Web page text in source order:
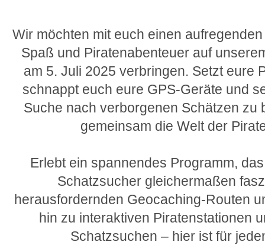
Wir möchten mit euch einen
Spaß und Piratenabenteuer auf
am 5. Juli 2025 verbringen. Setzt eure
schnappt euch eure GPS-Geräte und
Suche nach verborgenen Schätzen zu
gemeinsam die Welt der
Erlebt ein spannendes Programm,
Schatzsucher gleichermaßen
herausfordernden Geocaching-Routen
hin zu interaktiven Piratenstationen
Schatzsuchen – hier ist für